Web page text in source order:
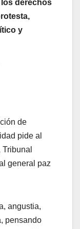
derechos
y
de
pide al
general paz
angustia,
pensando